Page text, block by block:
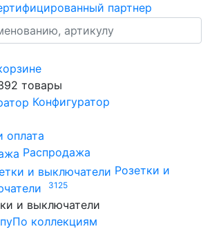
партнер
товары
Конфигуратор
оплата
Распродажа
Розетки и
3125
и выключатели
По коллекциям